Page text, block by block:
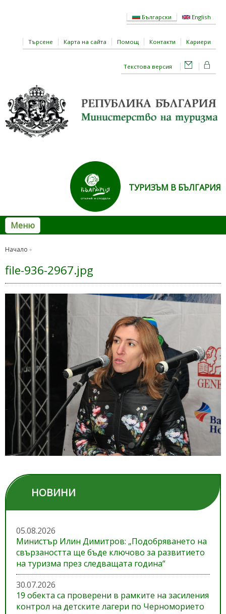
Български English
Търсене Карта на сайта Помощ Контакти Кариери
Текстова версия
ТУРИЗЪМ В БЪЛГАРИЯ
Меню
Начало
file-936-2967.jpg
НОВИНИ
05.08.2026
Министър Илин Димитров: „Подобряването на
свързаността ще бъде ключово за развитието
на туризма през следващата година“
30.07.2026
19 обекта са проверени в рамките на засиления
контрол на детските лагери по Черноморието